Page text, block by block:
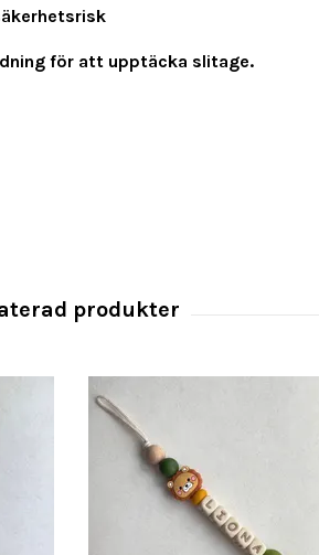
för att upptäcka slitage.